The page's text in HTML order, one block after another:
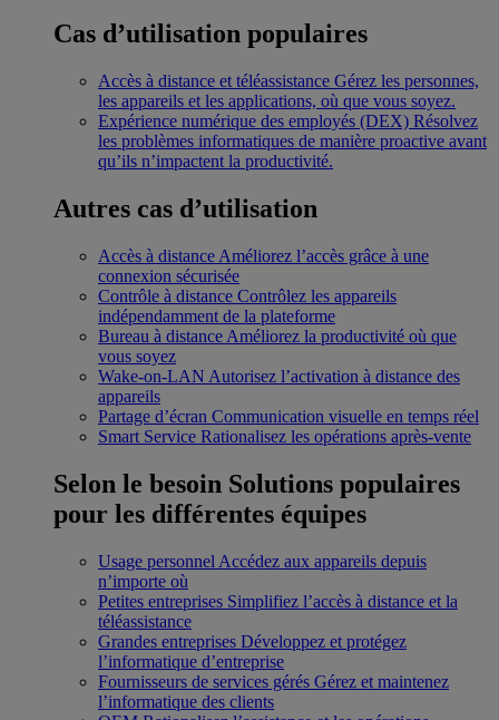
Cas d’utilisation populaires
Accès à distance et téléassistance Gérez les personnes,
les appareils et les applications, où que vous soyez.
Expérience numérique des employés (DEX) Résolvez
les problèmes informatiques de manière proactive avant
qu’ils n’impactent la productivité.
Autres cas d’utilisation
Accès à distance Améliorez l’accès grâce à une
connexion sécurisée
Contrôle à distance Contrôlez les appareils
indépendamment de la plateforme
Bureau à distance Améliorez la productivité où que
vous soyez
Wake-on-LAN Autorisez l’activation à distance des
appareils
Partage d’écran Communication visuelle en temps réel
Smart Service Rationalisez les opérations après-vente
Selon le besoin Solutions populaires
pour les différentes équipes
Usage personnel Accédez aux appareils depuis
n’importe où
Petites entreprises Simplifiez l’accès à distance et la
téléassistance
Grandes entreprises Développez et protégez
l’informatique d’entreprise
Fournisseurs de services gérés Gérez et maintenez
l’informatique des clients